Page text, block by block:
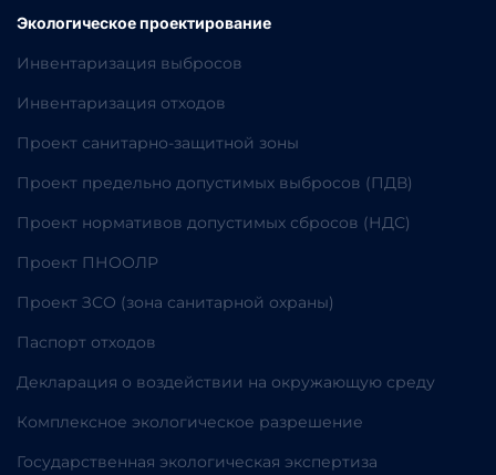
Экологическое проектирование
Инвентаризация выбросов
Инвентаризация отходов
Проект санитарно-защитной зоны
Проект предельно допустимых выбросов (ПДВ)
Проект нормативов допустимых сбросов (НДС)
Проект ПНООЛР
Проект ЗСО (зона санитарной охраны)
Паспорт отходов
Декларация о воздействии на окружающую среду
Комплексное экологическое разрешение
Государственная экологическая экспертиза